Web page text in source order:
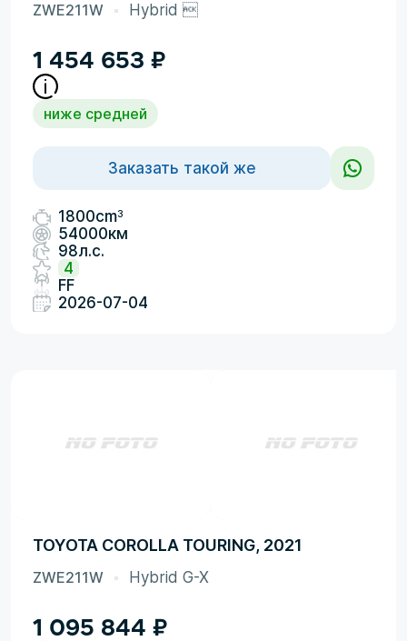
ZWE211W Hybrid 
1 454 653 ₽
ниже средней
Заказать такой же
1800cm3
54000км
98л.с.
4
FF
2026-07-04
TOYOTA COROLLA TOURING, 2021
ZWE211W Hybrid G-X
1 095 844 ₽